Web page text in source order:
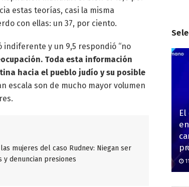
estas teorías, casi la misma
con ellas: un 37, por ciento.
indiferente y un 9,5 respondió “no
Toda esta información
hacia el pueblo judío y su posible
escala son de mucho mayor volumen
mujeres del caso Rudnev: Niegan ser
y denuncian presiones